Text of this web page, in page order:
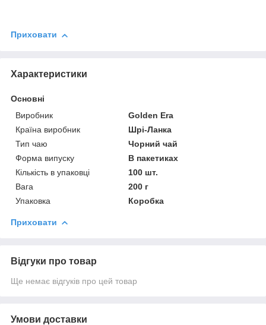
Приховати
Характеристики
Основні
Виробник
Golden Era
Країна виробник
Шрі-Ланка
Тип чаю
Чорний чай
Форма випуску
В пакетиках
Кількість в упаковці
100 шт.
Вага
200 г
Упаковка
Коробка
Приховати
Відгуки про товар
Ще немає відгуків про цей товар
Умови доставки